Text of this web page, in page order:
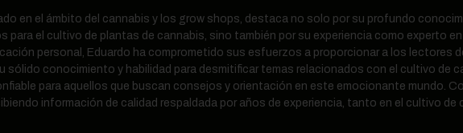
en el ámbito del cannabis y los grow shops, destaca no solo por su profundo
para el cultivo de plantas de cannabis, sino también por su experiencia como experto
personal, Eduardo ha comprometido sus esfuerzos a proporcionar a los lectores
sólido conocimiento y habilidad para desmitificar temas relacionados con el cultivo de
para aquellos que buscan consejos y orientación en este emocionante mundo.
información de calidad respaldada por años de experiencia, tanto en el cultivo de